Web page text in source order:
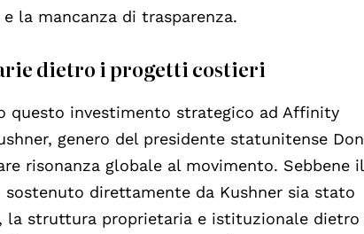
la mancanza di trasparenza.
dietro i progetti costieri
questo investimento strategico ad Affinity
genero del presidente statunitense
risonanza globale al movimento. Sebbene il
direttamente da Kushner sia stato
, la struttura proprietaria e istituzionale dietro